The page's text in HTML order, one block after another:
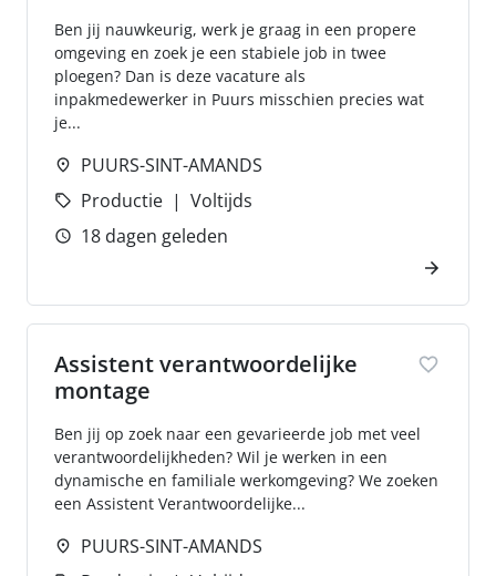
Ben jij nauwkeurig, werk je graag in een propere
omgeving en zoek je een stabiele job in twee
ploegen? Dan is deze vacature als
inpakmedewerker in Puurs misschien precies wat
je...
PUURS-SINT-AMANDS
Productie
Voltijds
18 dagen geleden
Assistent verantwoordelijke
montage
Ben jij op zoek naar een gevarieerde job met veel
verantwoordelijkheden? Wil je werken in een
dynamische en familiale werkomgeving? We zoeken
een Assistent Verantwoordelijke...
PUURS-SINT-AMANDS